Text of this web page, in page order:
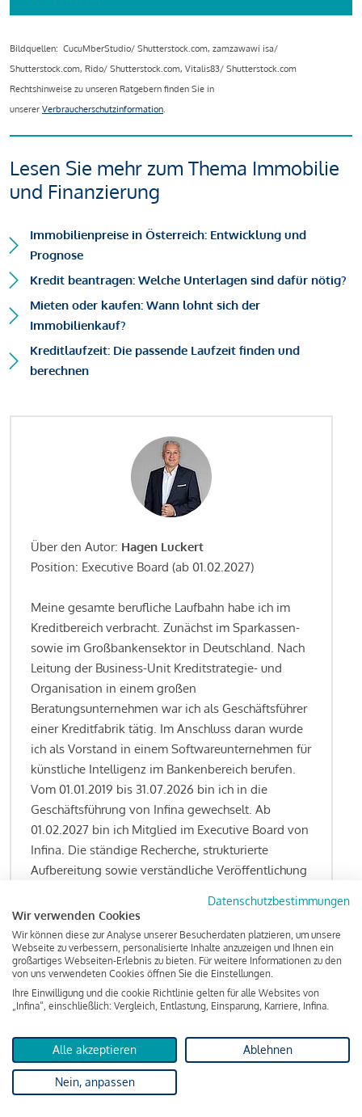
Bildquellen: CucuMberStudio/ Shutterstock.com, zamzawawi isa/
Shutterstock.com, Rido/ Shutterstock.com, Vitalis83/ Shutterstock.com
Rechtshinweise zu unseren Ratgebern finden Sie in
unserer Verbraucherschutzinformation.
Lesen Sie mehr zum Thema Immobilie
und Finanzierung
Immobilienpreise in Österreich: Entwicklung und
Prognose
Kredit beantragen: Welche Unterlagen sind dafür nötig?
Mieten oder kaufen: Wann lohnt sich der
Immobilienkauf?
Kreditlaufzeit: Die passende Laufzeit finden und
berechnen
Über den Autor: Hagen Luckert
Position: Executive Board (ab 01.02.2027)
Meine gesamte berufliche Laufbahn habe ich im
Kreditbereich verbracht. Zunächst im Sparkassen-
sowie im Großbankensektor in Deutschland. Nach
Leitung der Business-Unit Kreditstrategie- und
Organisation in einem großen
Beratungsunternehmen war ich als Geschäftsführer
einer Kreditfabrik tätig. Im Anschluss daran wurde
ich als Vorstand in einem Softwareunternehmen für
künstliche Intelligenz im Bankenbereich berufen.
Vom 01.01.2019 bis 31.07.2026 bin ich in die
Geschäftsführung von Infina gewechselt. Ab
01.02.2027 bin ich Mitglied im Executive Board von
Infina. Die ständige Recherche, strukturierte
Aufbereitung sowie verständliche Veröffentlichung
Kreditgeschäft gehören zu den wesentlichen
Schwerpunktsetzungen meiner Funktion.
Lesen Sie meine Finanzierungs-Tipps
KreditindexDas Wohnkredit Barometer
Datenschutzbestimmungen
Wir verwenden Cookies
Wir können diese zur Analyse unserer Besucherdaten platzieren, um unsere
Webseite zu verbessern, personalisierte Inhalte anzuzeigen und Ihnen ein
großartiges Webseiten-Erlebnis zu bieten. Für weitere Informationen zu den
von uns verwendeten Cookies öffnen Sie die Einstellungen.
Ihre Einwilligung und die cookie Richtlinie gelten für alle Websites von
„Infina“, einschließlich: Vergleich, Entlastung, Einsparung, Karriere, Infina.
Alle akzeptieren Ablehnen
Nein, anpassen